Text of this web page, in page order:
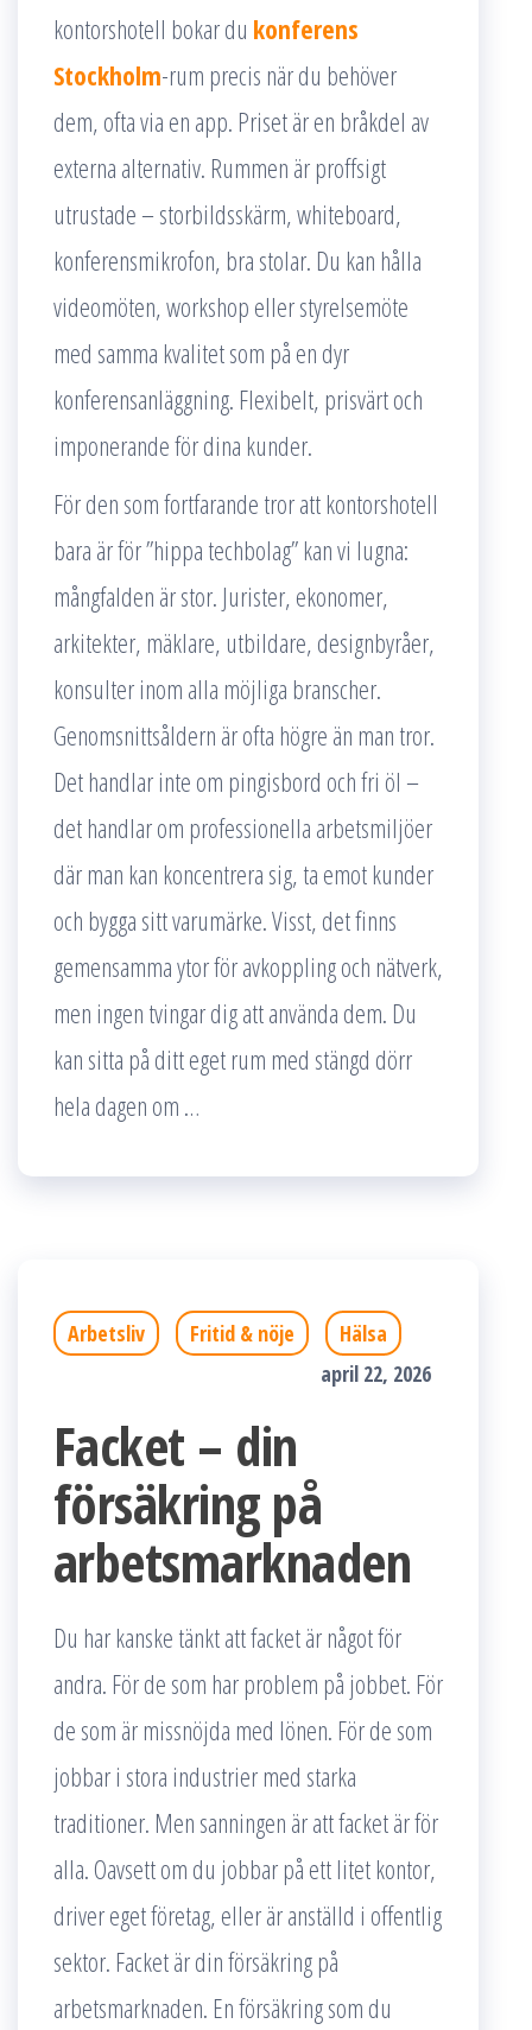
kontorshotell bokar du konferens
Stockholm-rum precis när du behöver
dem, ofta via en app. Priset är en bråkdel av
externa alternativ. Rummen är proffsigt
utrustade – storbildsskärm, whiteboard,
konferensmikrofon, bra stolar. Du kan hålla
videomöten, workshop eller styrelsemöte
med samma kvalitet som på en dyr
konferensanläggning. Flexibelt, prisvärt och
imponerande för dina kunder.
För den som fortfarande tror att kontorshotell
bara är för ”hippa techbolag” kan vi lugna:
mångfalden är stor. Jurister, ekonomer,
arkitekter, mäklare, utbildare, designbyråer,
konsulter inom alla möjliga branscher.
Genomsnittsåldern är ofta högre än man tror.
Det handlar inte om pingisbord och fri öl –
det handlar om professionella arbetsmiljöer
där man kan koncentrera sig, ta emot kunder
och bygga sitt varumärke. Visst, det finns
gemensamma ytor för avkoppling och nätverk,
men ingen tvingar dig att använda dem. Du
kan sitta på ditt eget rum med stängd dörr
hela dagen om …
Arbetsliv Fritid & nöje
Hälsa
april 22, 2026
Facket – din
försäkring på
arbetsmarknaden
Du har kanske tänkt att facket är något för
andra. För de som har problem på jobbet. För
de som är missnöjda med lönen. För de som
jobbar i stora industrier med starka
traditioner. Men sanningen är att facket är för
alla. Oavsett om du jobbar på ett litet kontor,
driver eget företag, eller är anställd i offentlig
sektor. Facket är din försäkring på
arbetsmarknaden. En försäkring som du